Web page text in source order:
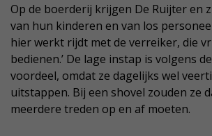
Op de boerderij krijgen De Ruijter en
van hun kinderen en van los
hier werkt rijdt met de verreiker, die
bedienen.’ De lage instap is volgens
voordeel, omdat ze dagelijks wel
uitstappen. Bij een shovel zouden ze
meerdere treden op en af moeten.